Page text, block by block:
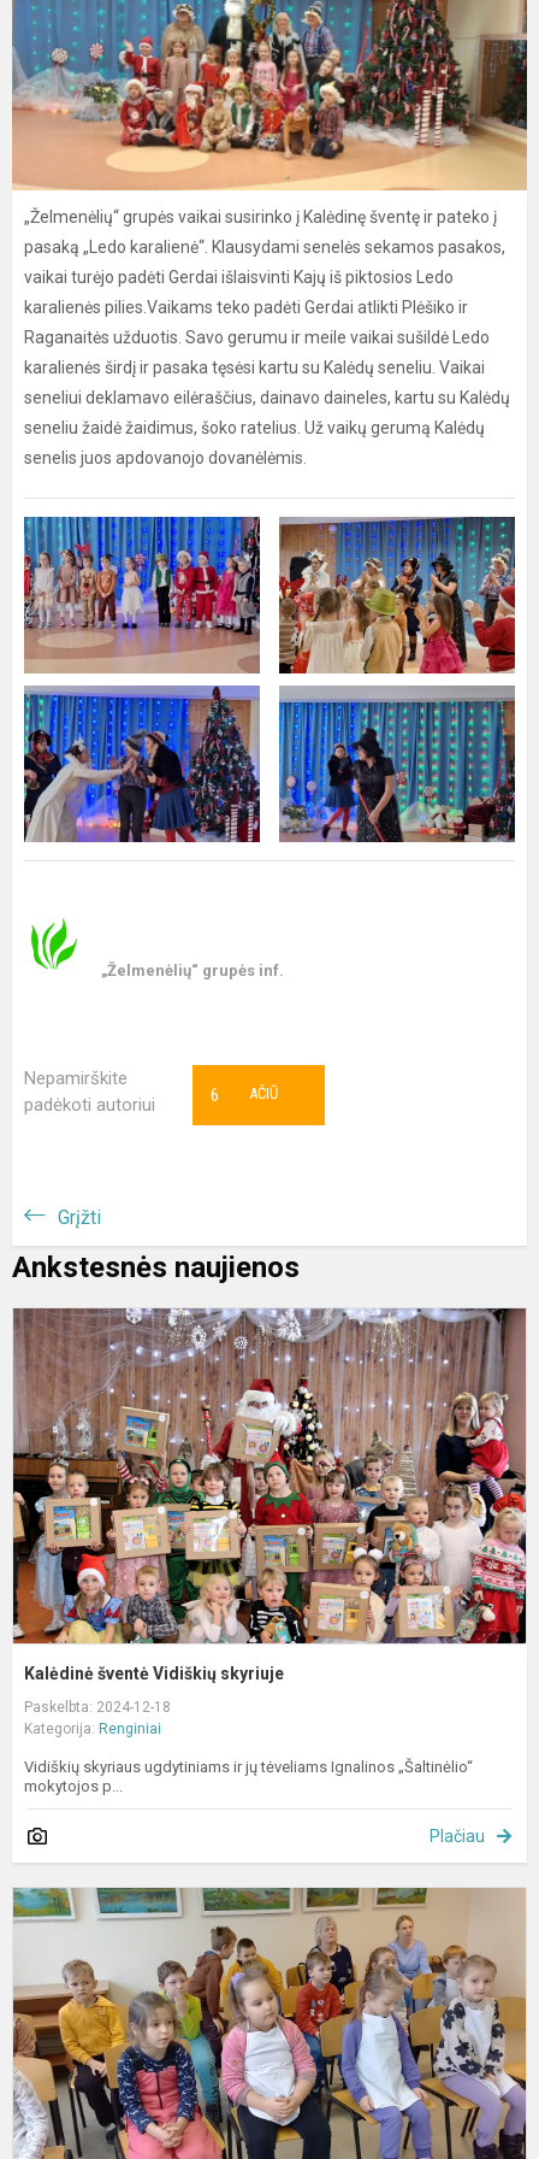
„Želmenėlių“ grupės vaikai susirinko į Kalėdinę šventę ir pateko į
pasaką „Ledo karalienė“. Klausydami senelės sekamos pasakos,
vaikai turėjo padėti Gerdai išlaisvinti Kajų iš piktosios Ledo
karalienės pilies.Vaikams teko padėti Gerdai atlikti Plėšiko ir
Raganaitės užduotis. Savo gerumu ir meile vaikai sušildė Ledo
karalienės širdį ir pasaka tęsėsi kartu su Kalėdų seneliu. Vaikai
seneliui deklamavo eilėraščius, dainavo daineles, kartu su Kalėdų
seneliu žaidė žaidimus, šoko ratelius. Už vaikų gerumą Kalėdų
senelis juos apdovanojo dovanėlėmis.
„Želmenėlių“ grupės inf.
Nepamirškite
padėkoti autoriui
AČIŪ
6
Grįžti
Ankstesnės naujienos
Kalėdinė šventė Vidiškių skyriuje
Paskelbta: 2024-12-18
Kategorija: Renginiai
Vidiškių skyriaus ugdytiniams ir jų tėveliams Ignalinos „Šaltinėlio“
mokytojos p...
Plačiau